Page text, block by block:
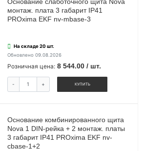
монтаж. плата 3 габарит IP41
PROxima EKF nv-mbase-3
На складе 20 шт.
Обновлено 09.08.2026
Розничная цена: 8 544.00 / шт.
- + КУПИТЬ
Основание комбинированного щита
Nova 1 DIN-рейка + 2 монтаж. платы
3 габарит IP41 PROxima EKF nv-
cbase-1+2